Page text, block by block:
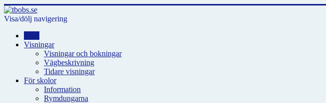
Visa/dölj navigering
Visningar
Visningar och bokningar
Vägbeskrivning
Tidare visningar
För skolor
Information
Rymdungarna